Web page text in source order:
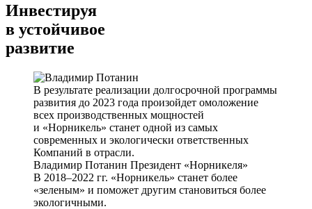
Инвестируя
в устойчивое
развитие
В результате реализации долгосрочной программы
развития до 2023 года произойдет омоложение
всех производственных мощностей
и «Норникель» станет одной из самых
современных и экологически ответственных
Компаний в отрасли.
Владимир Потанин Президент «Норникеля»
В 2018–2022 гг. «Норникель» станет более
«зеленым» и поможет другим становиться более
экологичными.